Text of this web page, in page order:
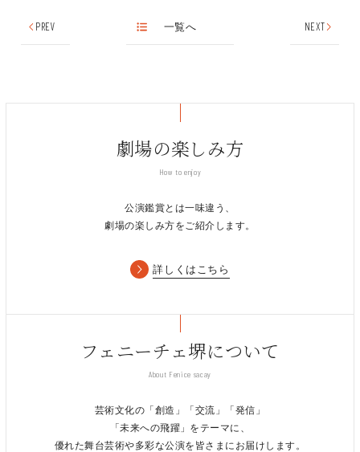
PREV 一覧へ NEXT
劇場の楽しみ方
How to enjoy
公演鑑賞とは一味違う、
劇場の楽しみ方をご紹介します。
詳しくはこちら
フェニーチェ堺について
About Fenice sacay
芸術文化の「創造」「交流」「発信」
「未来への飛躍」をテーマに、
優れた舞台芸術や多彩な公演を皆さまにお届けします。